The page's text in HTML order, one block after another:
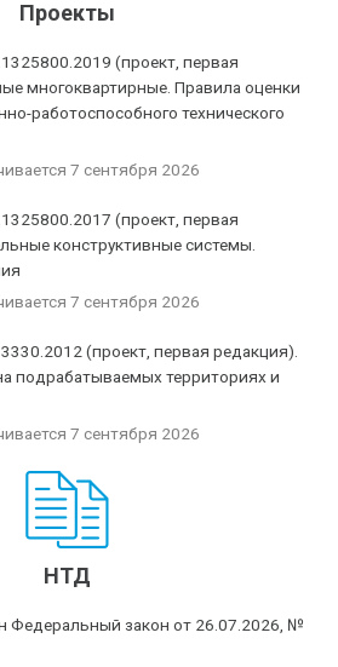
Проекты
(проект, первая
многоквартирные. Правила оценки
работоспособного технического
7 сентября 2026
(проект, первая
конструктивные системы.
7 сентября 2026
(проект, первая редакция).
подрабатываемых территориях и
7 сентября 2026
НТД
Федеральный закон от 26.07.2026, №